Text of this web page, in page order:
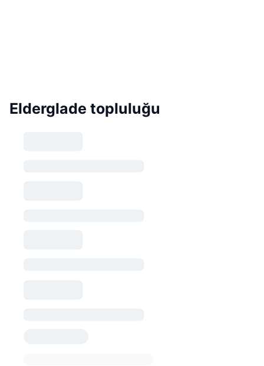
Elderglade topluluğu